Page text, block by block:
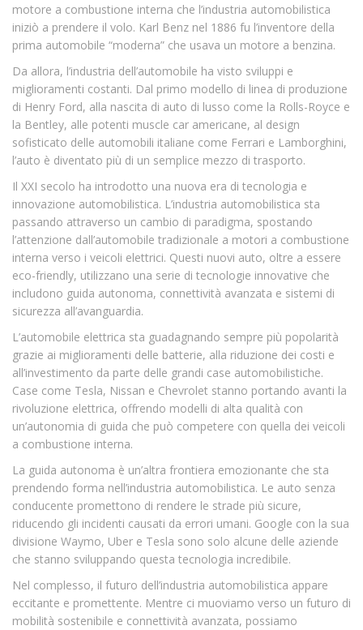
motore a combustione interna che l’industria automobilistica
iniziò a prendere il volo. Karl Benz nel 1886 fu l’inventore della
prima automobile “moderna” che usava un motore a benzina.
Da allora, l’industria dell’automobile ha visto sviluppi e
miglioramenti costanti. Dal primo modello di linea di produzione
di Henry Ford, alla nascita di auto di lusso come la Rolls-Royce e
la Bentley, alle potenti muscle car americane, al design
sofisticato delle automobili italiane come Ferrari e Lamborghini,
l’auto è diventato più di un semplice mezzo di trasporto.
Il XXI secolo ha introdotto una nuova era di tecnologia e
innovazione automobilistica. L’industria automobilistica sta
passando attraverso un cambio di paradigma, spostando
l’attenzione dall’automobile tradizionale a motori a combustione
interna verso i veicoli elettrici. Questi nuovi auto, oltre a essere
eco-friendly, utilizzano una serie di tecnologie innovative che
includono guida autonoma, connettività avanzata e sistemi di
sicurezza all’avanguardia.
L’automobile elettrica sta guadagnando sempre più popolarità
grazie ai miglioramenti delle batterie, alla riduzione dei costi e
all’investimento da parte delle grandi case automobilistiche.
Case come Tesla, Nissan e Chevrolet stanno portando avanti la
rivoluzione elettrica, offrendo modelli di alta qualità con
un’autonomia di guida che può competere con quella dei veicoli
a combustione interna.
La guida autonoma è un’altra frontiera emozionante che sta
prendendo forma nell’industria automobilistica. Le auto senza
conducente promettono di rendere le strade più sicure,
riducendo gli incidenti causati da errori umani. Google con la sua
divisione Waymo, Uber e Tesla sono solo alcune delle aziende
che stanno sviluppando questa tecnologia incredibile.
Nel complesso, il futuro dell’industria automobilistica appare
eccitante e promettente. Mentre ci muoviamo verso un futuro di
mobilità sostenibile e connettività avanzata, possiamo